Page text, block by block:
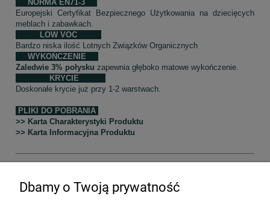
NORMA EN71-3
Europejski Certyfikat Bezpiecznego Użytkowania na dziecięcych
meblach i zabawkach.
LOW VOC
Bardzo niska ilość Lotnych Związków Organicznych
WYKOŃCZENIE
Zaledwie 3% połysku zapewnia głęboko matowe wykończenie.
KRYCIE
Doskonałe krycie już przy 1-2 warstwach.
PLIKI DO POBRANIA
>> Karta Charakterystyki Produktu
>> Karta Informacyjna Produktu
Producent odpowiedzialny -Vintro Paint Limited 707c Street 3
Thorp Arch Estate Wetherby West Yorkshire LS23 7FF United
Dbamy o Twoją prywatność